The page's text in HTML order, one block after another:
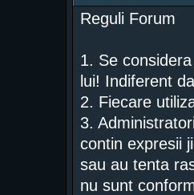
Reguli Forum
1. Se
lui! Indiferent
2. Fiecare
3.
contin expresii
sau au tenta
nu sunt